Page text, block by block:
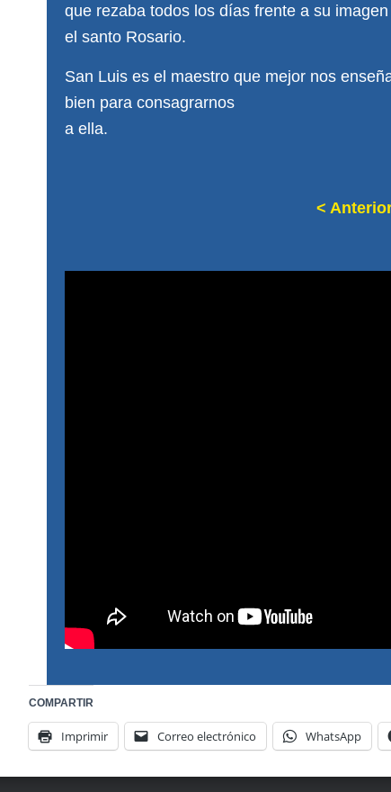
que rezaba todos los días frente a su imagen
el santo Rosario.
San Luis es el maestro que mejor nos
bien para consagrarnos
a ella.
<
COMPARTIR
Imprimir Correo electrónico WhatsApp